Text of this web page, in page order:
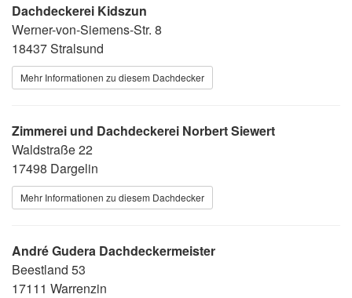
Dachdeckerei Kidszun
Werner-von-Siemens-Str. 8
18437 Stralsund
Mehr Informationen zu diesem Dachdecker
Zimmerei und Dachdeckerei Norbert Siewert
Waldstraße 22
17498 Dargelin
Mehr Informationen zu diesem Dachdecker
André Gudera Dachdeckermeister
Beestland 53
17111 Warrenzin